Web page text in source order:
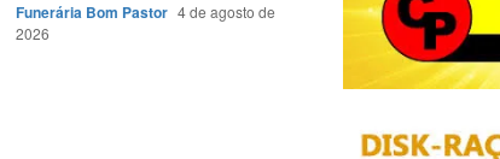
Funerária Bom Pastor 4 de agosto de
2026